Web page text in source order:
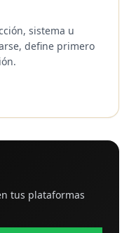
sistema u
define primero
tus plataformas